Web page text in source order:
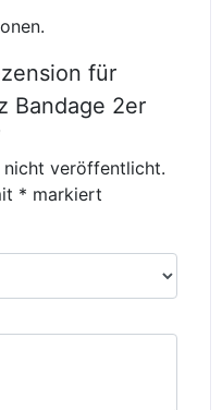
für
Bandage 2er
nicht veröffentlicht.
* markiert